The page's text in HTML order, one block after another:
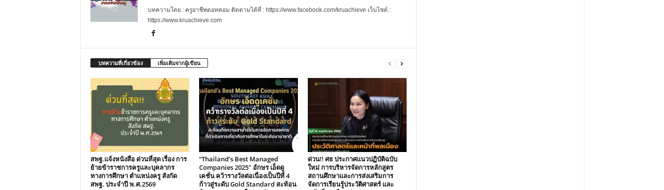
บทความโดย : ครูอาชีพดอทคอม ติดตามได้ที่ : https://www.facebook.com/kruachieve เว็บไซต์ :
https://www.kruachieve.com
บทความที่เกี่ยวข้อง เพิ่มเติมจากผู้เขียน
สพฐ.แจ้งหนังสือ ด่วนที่สุด เรื่อง การ
ย้ายข้าราชการครูและบุคลากร
ทางการศึกษา ตำแหน่งครู สังกัด
สพฐ. ประจำปี พ.ศ.2569
“Thailand’s Best Managed
Companies 2025″ อักษร เอ็ดดู
เคชั่น คว้ารางวัลต่อเนื่องเป็นปีที่ 4
ก้าวสู่ระดับ Gold Standard สะท้อน
ด่วน!! ศธ ประกาศแนวปฏิบัติฉบับ
ใหม่ การบริหารจัดการหลักสูตร
สถานศึกษาและการส่งเสริมการ
จัดการเรียนรู้ประวัติศาสตร์ และ